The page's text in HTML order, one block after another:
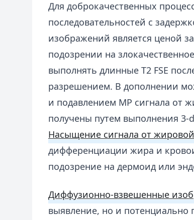
Для доброкачественных
последовательностей с
изображений является ценой
подозрении на
выполнять длинные Т2 FSE
разрешением. В дополнении
и подавлением МР сигнала от
получены путем выполнения 3-
Насыщение сигнала от
дифференциации жира и
подозрение на дермоид или
Диффузионно-взвешенные
выявление, но и потенциально